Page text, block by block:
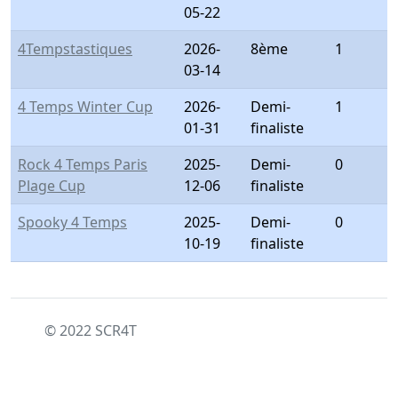
05-22
4Tempstastiques
2026-
03-14
8ème 1
4 Temps Winter Cup
2026-
01-31
Demi-
finaliste
1
Rock 4 Temps Paris
Plage Cup
2025-
12-06
Demi-
finaliste
0
Spooky 4 Temps
2025-
10-19
Demi-
finaliste
0
© 2022 SCR4T